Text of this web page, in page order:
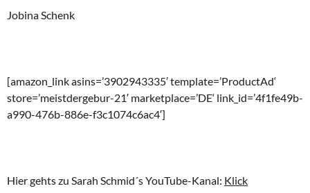
Jobina Schenk
[amazon_link asins=’3902943335′ template=’ProductAd‘
store=’meistdergebur-21′ marketplace=’DE‘ link_id=’4f1fe49b-
a990-476b-886e-f3c1074c6ac4′]
Hier gehts zu Sarah Schmid´s YouTube-Kanal: Klick